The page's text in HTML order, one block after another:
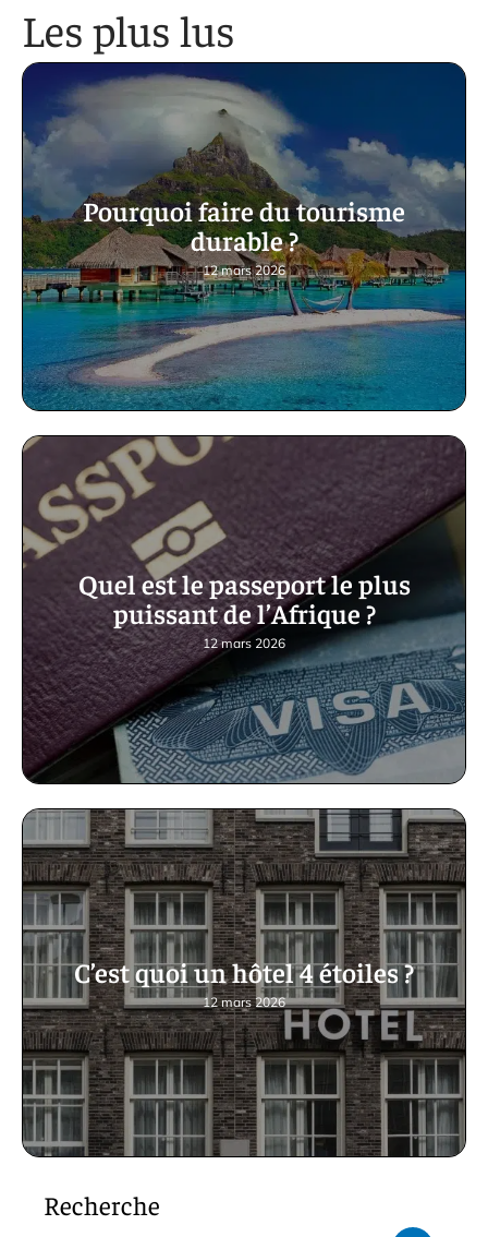
Les plus lus
Pourquoi faire du tourisme
durable ?
12 mars 2026
Quel est le passeport le plus
puissant de l’Afrique ?
12 mars 2026
C’est quoi un hôtel 4 étoiles ?
12 mars 2026
Recherche